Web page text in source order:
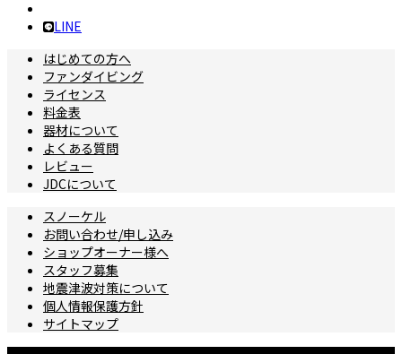
LINE
はじめての方へ
ファンダイビング
ライセンス
料金表
器材について
よくある質問
レビュー
JDCについて
スノーケル
お問い合わせ/申し込み
ショップオーナー様へ
スタッフ募集
地震津波対策について
個人情報保護方針
サイトマップ